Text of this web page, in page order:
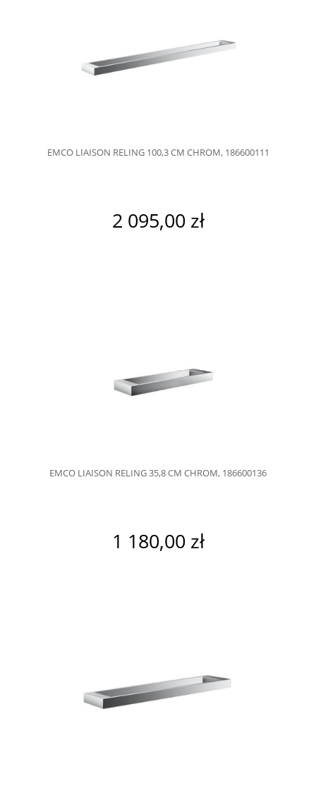
EMCO LIAISON RELING 100,3 CM CHROM, 186600111
2 095,00 zł
EMCO LIAISON RELING 35,8 CM CHROM, 186600136
1 180,00 zł